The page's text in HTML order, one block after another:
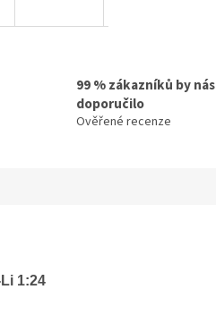
99 % zákazníků by nás
doporučilo
Ověřené recenze
1:24